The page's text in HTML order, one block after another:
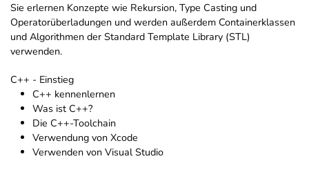
Sie erlernen Konzepte wie Rekursion, Type Casting und
Operatorüberladungen und werden außerdem Containerklassen
und Algorithmen der Standard Template Library (STL)
verwenden.
C++ - Einstieg
C++ kennenlernen
Was ist C++?
Die C++-Toolchain
Verwendung von Xcode
Verwenden von Visual Studio